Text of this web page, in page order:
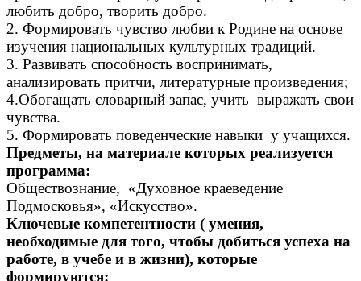
любить добро, творить добро.
2. Формировать чувство любви к Родине на основе
изучения национальных культурных традиций.
3. Развивать способность воспринимать,
анализировать притчи, литературные произведения;
4.Обогащать словарный запас, учить выражать свои
чувства.
5. Формировать поведенческие навыки у учащихся.
Предметы, на материале которых реализуется
программа:
Обществознание, «Духовное краеведение
Подмосковья», «Искусство».
Ключевые компетентности ( умения,
необходимые для того, чтобы добиться успеха на
работе, в учебе и в жизни), которые
формируются: